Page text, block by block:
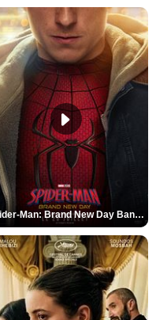
Spider-Man: Brand New Day Bande-annonce VO STFR